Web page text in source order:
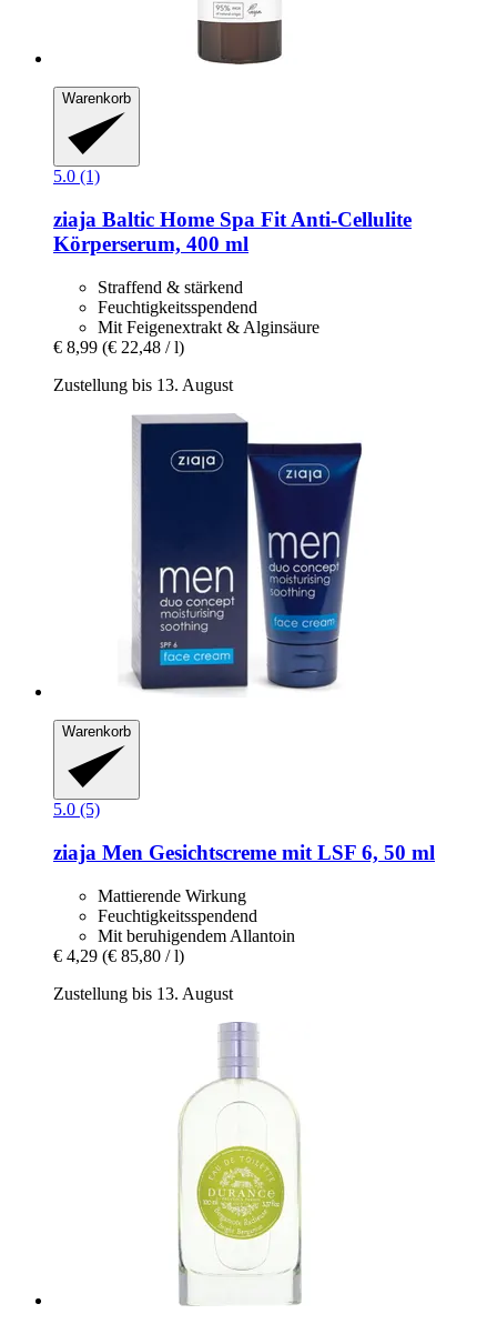
Warenkorb
5.0 (1)
ziaja Baltic Home Spa Fit Anti-​Cellulite
Körperserum, 400 ml
Straffend & stärkend
Feuchtigkeitsspendend
Mit Feigenextrakt & Alginsäure
€ 8,99 (€ 22,48 / l)
Zustellung bis 13. August
Warenkorb
5.0 (5)
ziaja Men Gesichtscreme mit LSF 6, 50 ml
Mattierende Wirkung
Feuchtigkeitsspendend
Mit beruhigendem Allantoin
€ 4,29 (€ 85,80 / l)
Zustellung bis 13. August